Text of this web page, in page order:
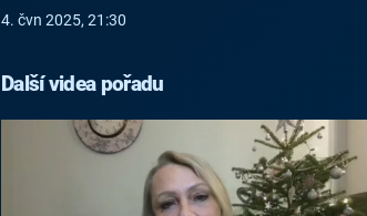
4. čvn 2025, 21:30
Další videa pořadu